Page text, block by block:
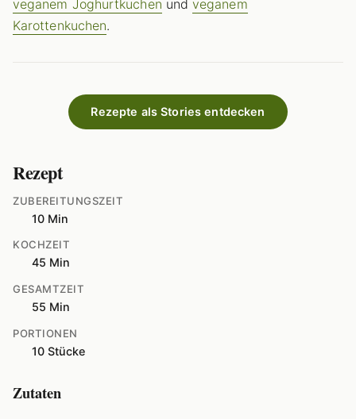
veganem Joghurtkuchen undveganem
Karottenkuchen.
Rezepte als Stories entdecken
Rezept
ZUBEREITUNGSZEIT
10 Min
KOCHZEIT
45 Min
GESAMTZEIT
55 Min
PORTIONEN
10 Stücke
Zutaten